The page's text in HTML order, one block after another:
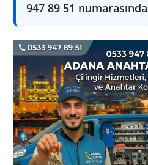
947 89 51